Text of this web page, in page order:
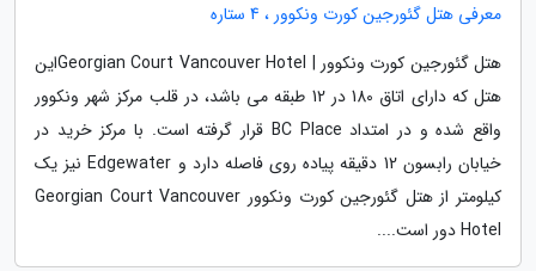
معرفی هتل گئورجین کورت ونکوور ، 4 ستاره
هتل گئورجین کورت ونکوور | Georgian Court Vancouver Hotelاین
هتل که دارای اتاق 180 در 12 طبقه می باشد، در قلب مرکز شهر ونکوور
واقع شده و در امتداد BC Place قرار گرفته است. با مرکز خرید در
خیابان رابسون 12 دقیقه پیاده روی فاصله دارد و Edgewater نیز یک
کیلومتر از هتل گئورجین کورت ونکوور Georgian Court Vancouver
Hotel دور است....